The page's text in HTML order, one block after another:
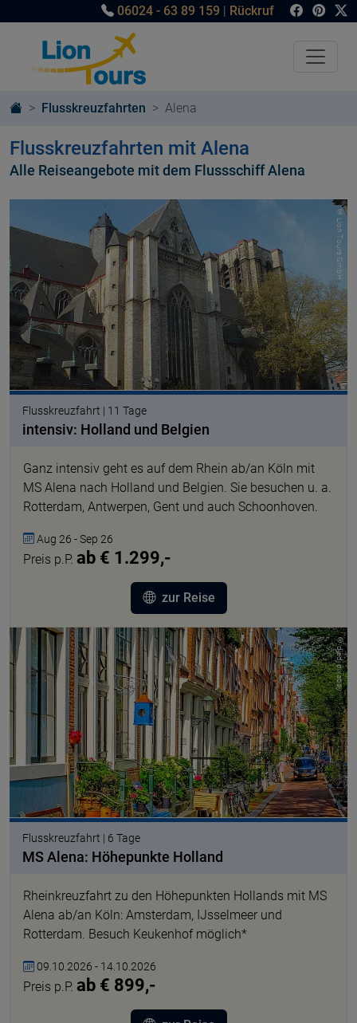
06024 - 63 89 159 | Rückruf
Flusskreuzfahrten Alena
Flusskreuzfahrten mit Alena
Alle Reiseangebote mit dem Flussschiff Alena
© Lion Tours GmbH
Flusskreuzfahrt | 11 Tage
intensiv: Holland und Belgien
Ganz intensiv geht es auf dem Rhein ab/an Köln mit
MS Alena nach Holland und Belgien. Sie besuchen u. a.
Rotterdam, Antwerpen, Gent und auch Schoonhoven.
Aug 26 - Sep 26
Preis p.P. ab € 1.299,-
zur Reise
© djedj pixabay
Flusskreuzfahrt | 6 Tage
MS Alena: Höhepunkte Holland
Rheinkreuzfahrt zu den Höhepunkten Hollands mit MS
Alena ab/an Köln: Amsterdam, IJsselmeer und
Rotterdam. Besuch Keukenhof möglich*
09.10.2026 - 14.10.2026
Preis p.P. ab € 899,-